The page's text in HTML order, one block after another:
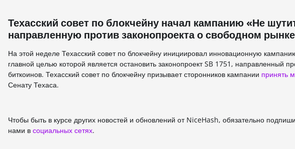
Техасский совет по блокчейну начал кампанию «Не
направленную против законопроекта о свободном
На этой неделе Техасский совет по блокчейну инициировал инновационную
главной целью которой является остановить законопроект SB 1751, направленный
биткоинов. Техасский совет по блокчейну призывает сторонников кампании принять
Сенату Техаса.
Чтобы быть в курсе других новостей и обновлений от NiceHash, обязательно
нами в социальных сетях.